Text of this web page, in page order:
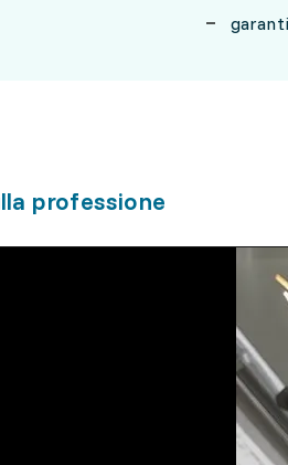
professione